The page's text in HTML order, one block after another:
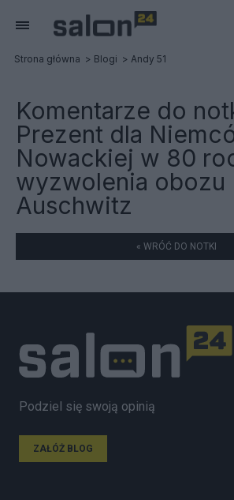
Strona główna Blogi Andy 51
Komentarze do
Prezent dla
Nowackiej w 80
wyzwolenia obozu
Auschwitz
« WRÓĆ DO NOTKI
Podziel się swoją opinią
ZAŁÓŻ BLOG